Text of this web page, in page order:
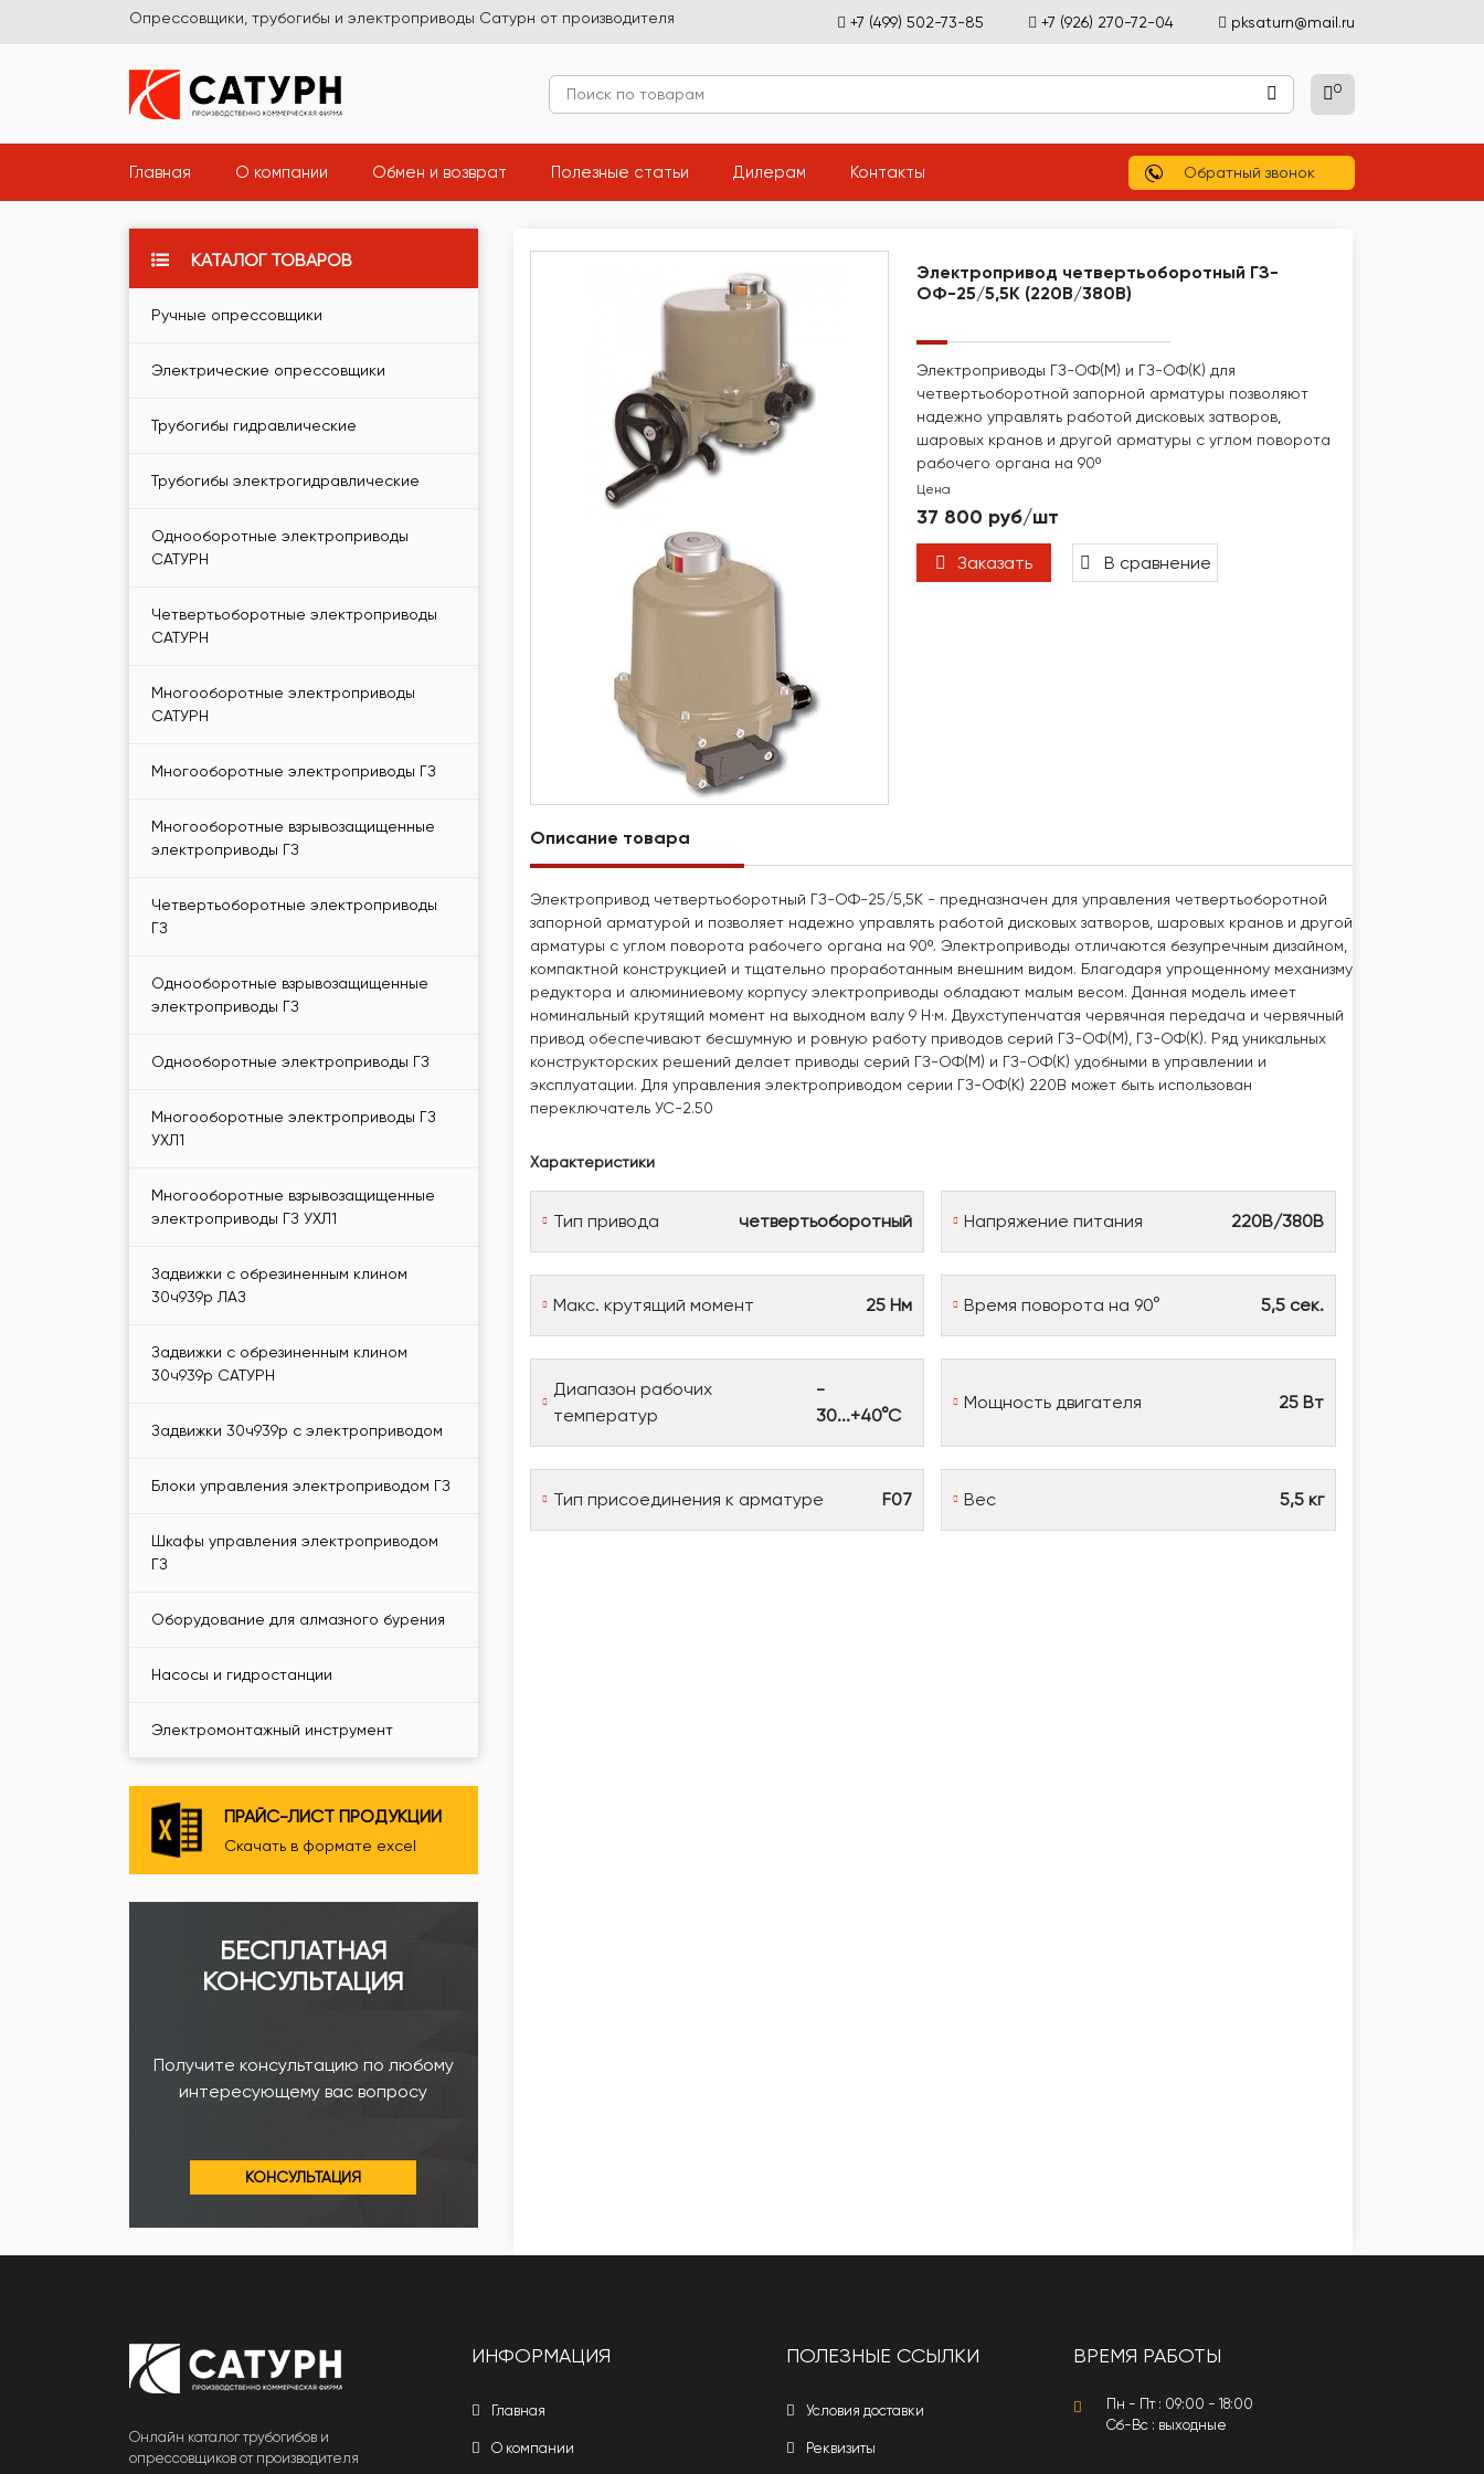
Опрессовщики, трубогибы и электроприводы Сатурн от производителя +7 (499) 502-73-85 +7 (926) 270-72-04 pksaturn@mail.ru
0
Главная (current)О компании (current)Обмен и возврат (current)Полезные статьи (current)Дилерам (current)Контакты Обратный звонок
КАТАЛОГ ТОВАРОВ
Ручные опрессовщики
Электрические опрессовщики
Трубогибы гидравлические
Трубогибы электрогидравлические
Однооборотные электроприводы
САТУРН
Четвертьоборотные электроприводы
САТУРН
Многооборотные электроприводы
САТУРН
Многооборотные электроприводы ГЗ
Многооборотные взрывозащищенные
электроприводы ГЗ
Четвертьоборотные электроприводы
ГЗ
Однооборотные взрывозащищенные
электроприводы ГЗ
Однооборотные электроприводы ГЗ
Многооборотные электроприводы ГЗ
УХЛ1
Многооборотные взрывозащищенные
электроприводы ГЗ УХЛ1
Задвижки с обрезиненным клином
30ч939р ЛАЗ
Задвижки с обрезиненным клином
30ч939р САТУРН
Задвижки 30ч939р с электроприводом
Блоки управления электроприводом ГЗ
Шкафы управления электроприводом
ГЗ
Оборудование для алмазного бурения
Насосы и гидростанции
Электромонтажный инструмент
ПРАЙС-ЛИСТ ПРОДУКЦИИ
Скачать в формате excel
БЕСПЛАТНАЯ
КОНСУЛЬТАЦИЯ
Получите консультацию по любому
интересующему вас вопросу
КОНСУЛЬТАЦИЯ
Электропривод четвертьоборотный ГЗ-
ОФ-25/5,5К (220В/380В)
Электроприводы ГЗ-ОФ(М) и ГЗ-ОФ(К) для
четвертьоборотной запорной арматуры позволяют
надежно управлять работой дисковых затворов,
шаровых кранов и другой арматуры с углом поворота
рабочего органа на 90º
Цена
37 800 руб/шт
Заказать В сравнение
Описание товара
Электропривод четвертьоборотный ГЗ-ОФ-25/5,5К - предназначен для управления четвертьоборотной
запорной арматурой и позволяет надежно управлять работой дисковых затворов, шаровых кранов и другой
арматуры с углом поворота рабочего органа на 90º. Электроприводы отличаются безупречным дизайном,
компактной конструкцией и тщательно проработанным внешним видом. Благодаря упрощенному механизму
редуктора и алюминиевому корпусу электроприводы обладают малым весом. Данная модель имеет
номинальный крутящий момент на выходном валу 9 Н·м. Двухступенчатая червячная передача и червячный
привод обеспечивают бесшумную и ровную работу приводов серий ГЗ-ОФ(М), ГЗ-ОФ(К). Ряд уникальных
конструкторских решений делает приводы серий ГЗ-ОФ(М) и ГЗ-ОФ(К) удобными в управлении и
эксплуатации. Для управления электроприводом серии ГЗ-ОФ(К) 220В может быть использован
переключатель УС-2.50
Характеристики
Тип привода четвертьоборотный Напряжение питания 220В/380В
Макс. крутящий момент 25 Нм Время поворота на 90° 5,5 сек.
Диапазон рабочих
температур
-
30...+40°С
Мощность двигателя 25 Вт
Тип присоединения к арматуре F07 Вес 5,5 кг
Онлайн каталог трубогибов и
опрессовщиков от производителя
ИНФОРМАЦИЯ
Главная
О компании
ПОЛЕЗНЫЕ ССЫЛКИ
Условия доставки
Реквизиты
ВРЕМЯ РАБОТЫ
Пн - Пт : 09:00 - 18:00
Сб-Вс : выходные